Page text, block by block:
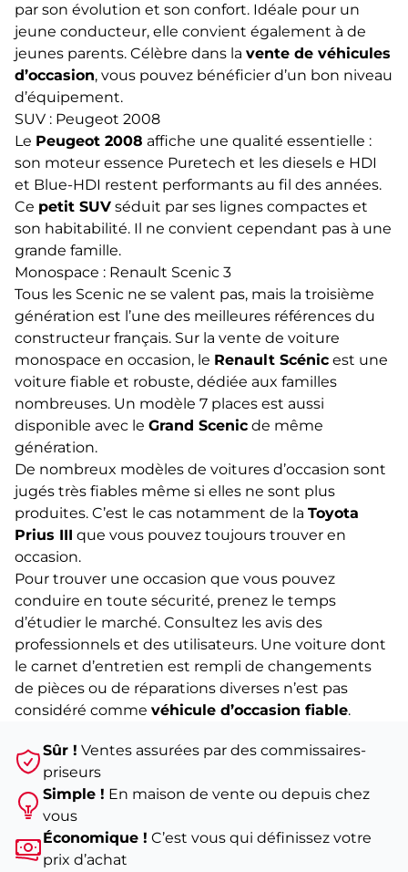
par son évolution et son confort. Idéale pour un
jeune conducteur, elle convient également à de
jeunes parents. Célèbre dans la vente de véhicules
d’occasion, vous pouvez bénéficier d’un bon niveau
d’équipement.
SUV : Peugeot 2008
Le Peugeot 2008 affiche une qualité essentielle :
son moteur essence Puretech et les diesels e HDI
et Blue-HDI restent performants au fil des années.
Ce petit SUV séduit par ses lignes compactes et
son habitabilité. Il ne convient cependant pas à une
grande famille.
Monospace : Renault Scenic 3
Tous les Scenic ne se valent pas, mais la troisième
génération est l’une des meilleures références du
constructeur français. Sur la vente de voiture
monospace en occasion, le Renault Scénic est une
voiture fiable et robuste, dédiée aux familles
nombreuses. Un modèle 7 places est aussi
disponible avec le Grand Scenic de même
génération.
De nombreux modèles de voitures d’occasion sont
jugés très fiables même si elles ne sont plus
produites. C’est le cas notamment de la Toyota
Prius III que vous pouvez toujours trouver en
occasion.
Pour trouver une occasion que vous pouvez
conduire en toute sécurité, prenez le temps
d’étudier le marché. Consultez les avis des
professionnels et des utilisateurs. Une voiture dont
le carnet d’entretien est rempli de changements
de pièces ou de réparations diverses n’est pas
considéré comme véhicule d’occasion fiable.
Sûr ! Ventes assurées par des commissaires-
priseurs
Simple ! En maison de vente ou depuis chez
vous
Économique ! C’est vous qui définissez votre
prix d’achat